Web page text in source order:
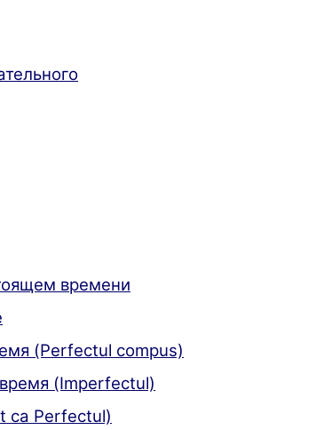
времени
(Perfectul compus)
(Imperfectul)
ca Perfectul)